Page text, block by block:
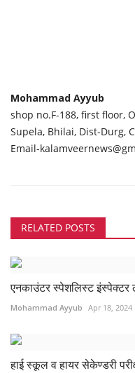
Mohammad Ayyub
shop no.F-188, first floor,
Supela, Bhilai, Dist-Durg,
Email-
RELATED POSTS
एनकाउंटर स्पेशलिस्ट
Mohammad Ayyub Apr 18, 2024
हाई स्कूल व हायर सेकेण्डरी